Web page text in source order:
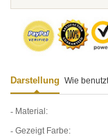
Darstellung Wie
Material:
Gezeigt Farbe: